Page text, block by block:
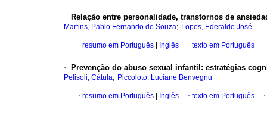
· Relação entre personalidade, transtornos de
Martins, Pablo Fernando de Souza; Lopes, Ederaldo José
· resumo em Português Inglês · texto em Português ·
· Prevenção do abuso sexual infantil : estratégias
Pelisoli, Cátula; Piccoloto, Luciane Benvegnu
· resumo em Português Inglês · texto em Português ·